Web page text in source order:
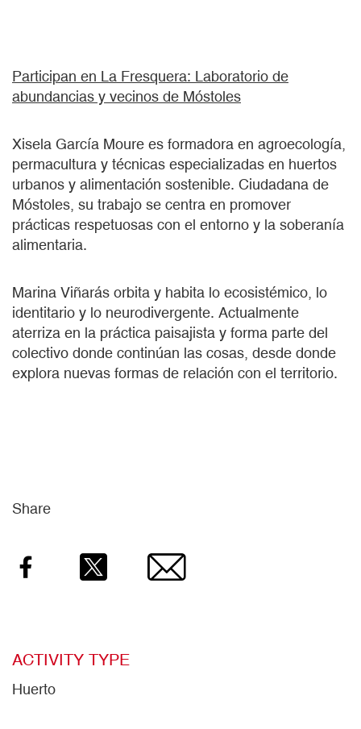
Participan en La Fresquera: Laboratorio de
abundancias y vecinos de Móstoles
Xisela García Moure es formadora en agroecología,
permacultura y técnicas especializadas en huertos
urbanos y alimentación sostenible. Ciudadana de
Móstoles, su trabajo se centra en promover
prácticas respetuosas con el entorno y la soberanía
alimentaria.
Marina Viñarás orbita y habita lo ecosistémico, lo
identitario y lo neurodivergente. Actualmente
aterriza en la práctica paisajista y forma parte del
colectivo donde continúan las cosas, desde donde
explora nuevas formas de relación con el territorio.
Share
Facebook Twitter Email
ACTIVITY TYPE
Huerto